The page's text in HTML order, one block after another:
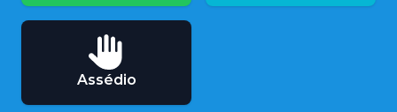
Assédio